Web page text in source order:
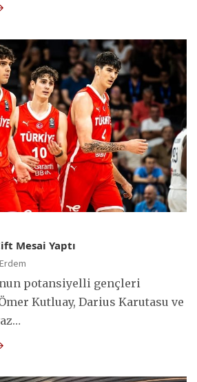
Mesai Yaptı
potansiyelli gençleri
Kutluay, Darius Karutasu ve